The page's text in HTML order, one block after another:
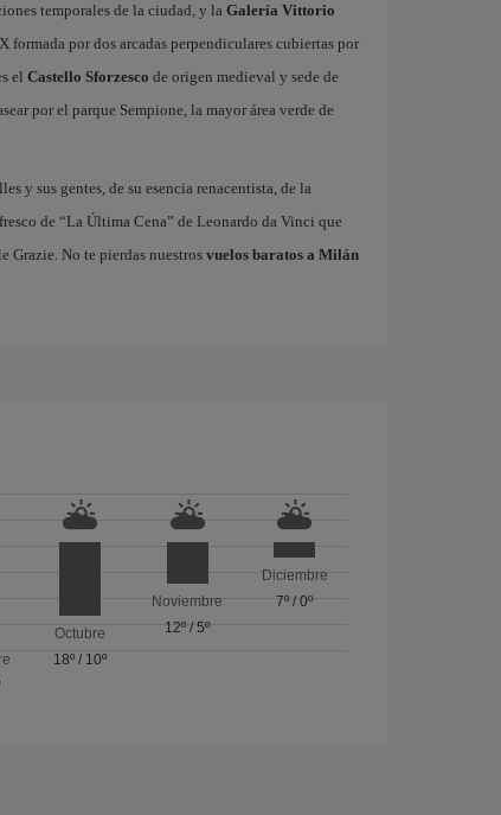
temporales de la ciudad, y la Galería Vittorio
por dos arcadas perpendiculares cubiertas por
el Castello Sforzesco de origen medieval y sede de
por el parque Sempione, la mayor área verde de
y sus gentes, de su esencia renacentista, de la
de “La Última Cena” de Leonardo da Vinci que
Grazie. No te pierdas nuestros vuelos baratos a Milán
Octubre
18º / 10º
Noviembre
12º/5º
Diciembre
7º/0º